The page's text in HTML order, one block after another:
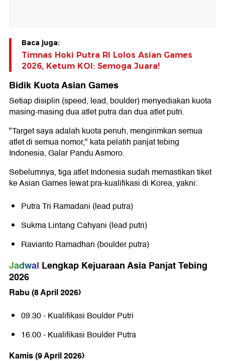
Baca juga:
Timnas Hoki Putra RI Lolos Asian Games
2026, Ketum KOI: Semoga Juara!
Bidik Kuota Asian Games
Setiap disiplin (speed, lead, boulder) menyediakan kuota
masing-masing dua atlet putra dan dua atlet putri.
"Target saya adalah kuota penuh, mengirimkan semua
atlet di semua nomor," kata pelatih panjat tebing
Indonesia,Galar Pandu Asmoro.
Sebelumnya, tiga atlet Indonesia sudah memastikan tiket
ke Asian Games lewat pra-kualifikasi di Korea, yakni:
Putra Tri Ramadani (lead putra)
Sukma Lintang Cahyani (lead putri)
Ravianto Ramadhan (boulder putra)
Jadwal Lengkap Kejuaraan Asia Panjat Tebing
2026
Rabu (8 April 2026)
09.30 - Kualifikasi Boulder Putri
16.00 - Kualifikasi Boulder Putra
Kamis (9 April 2026)